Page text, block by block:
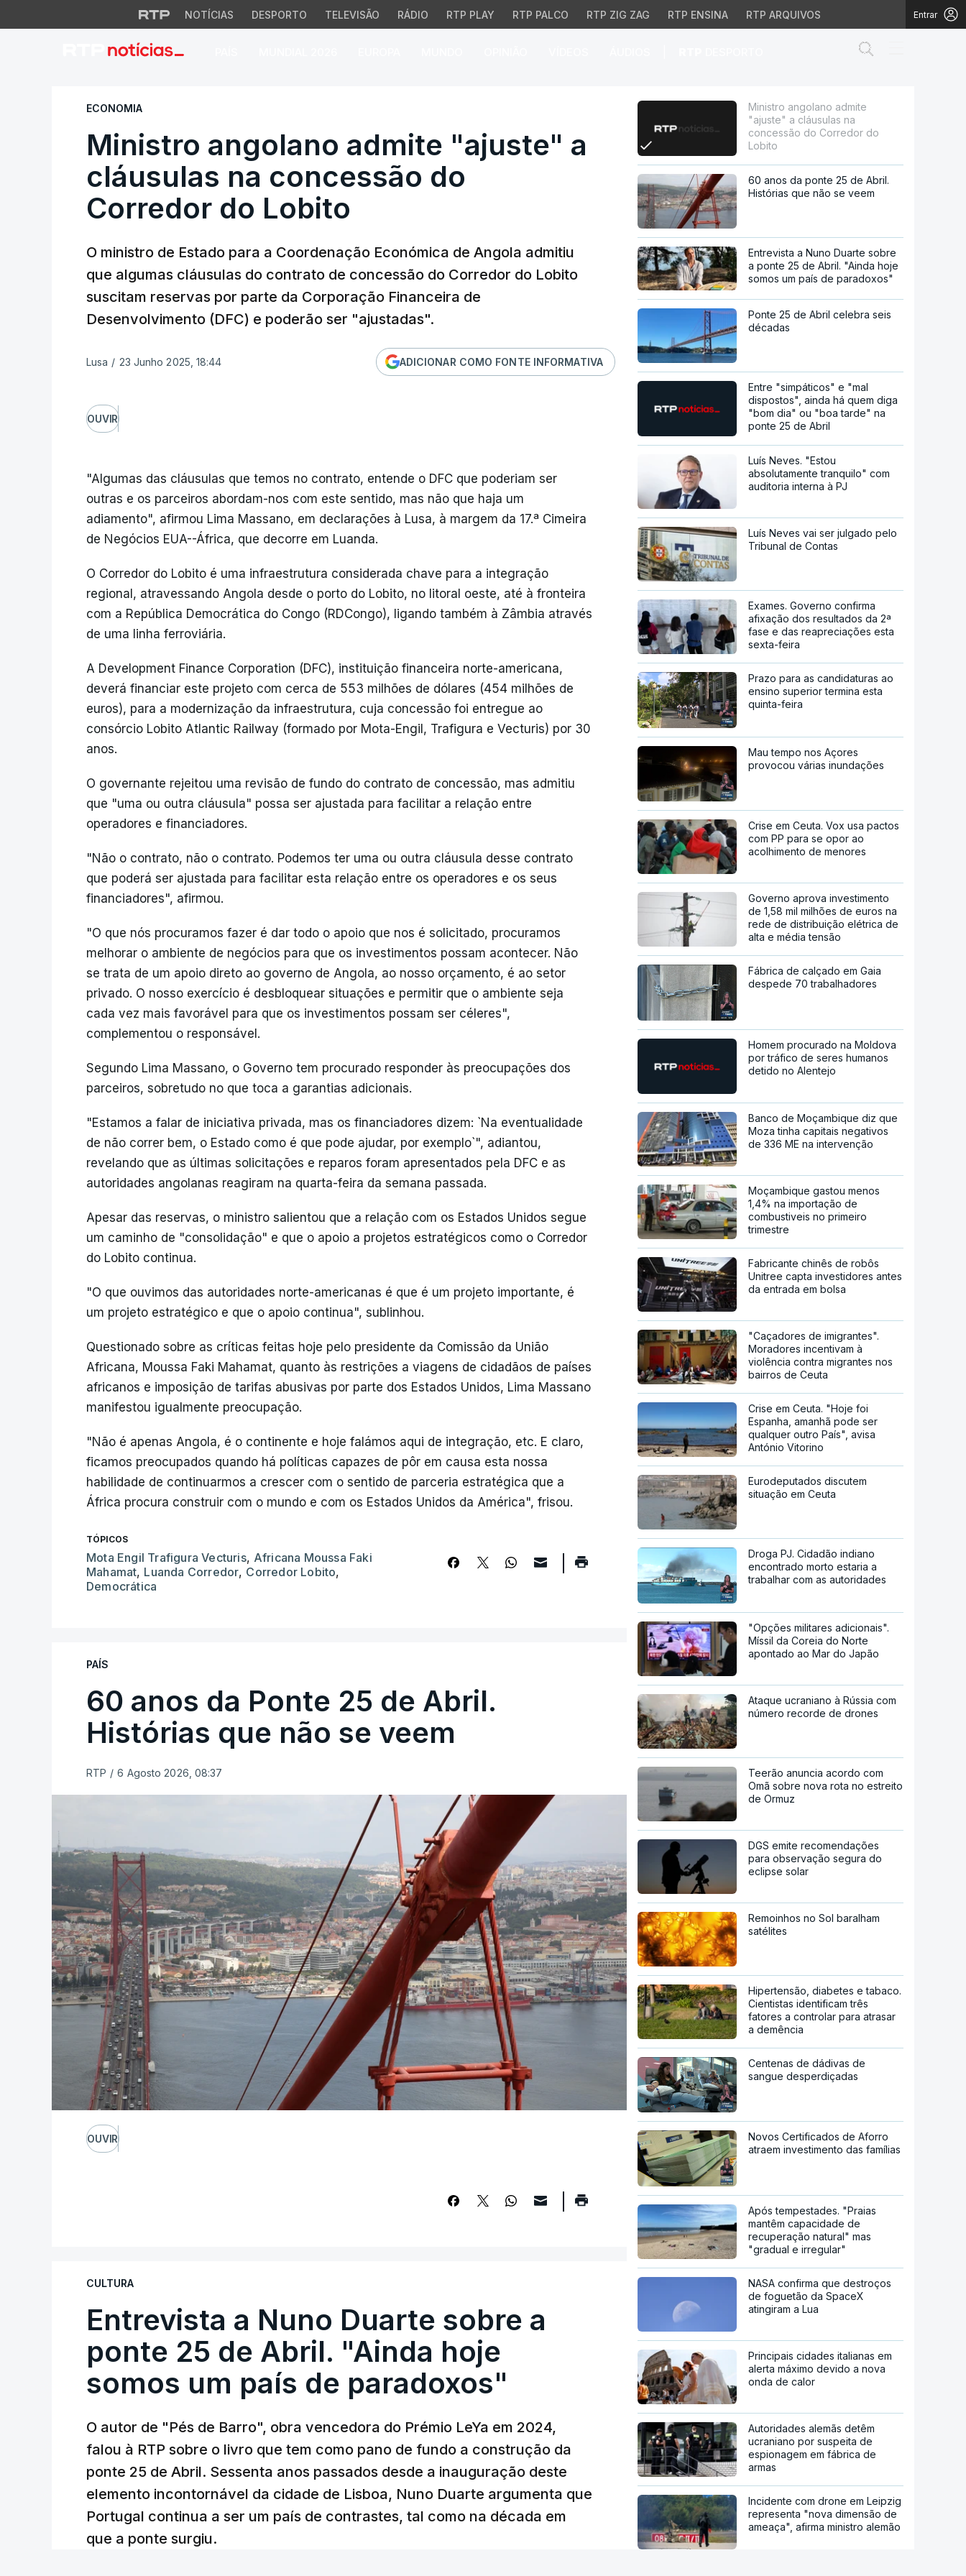
NOTÍCIAS DESPORTO TELEVISÃO RÁDIO RTP PLAY RTP PALCO RTP ZIG ZAG RTP ENSINA RTP ARQUIVOS Entrar
Ministro angolano admite "ajuste" a cláusulas na concessão do
ECONOMIA
Ministro angolano admite "ajuste" a
cláusulas na concessão do
Corredor do Lobito
O ministro de Estado para a Coordenação Económica de Angola admitiu
que algumas cláusulas do contrato de concessão do Corredor do Lobito
suscitam reservas por parte da Corporação Financeira de
Desenvolvimento (DFC) e poderão ser "ajustadas".
Lusa / 23 Junho 2025, 18:44 ADICIONAR COMO FONTE INFORMATIVA
OUVIR
"Algumas das cláusulas que temos no contrato, entende o DFC que poderiam ser
outras e os parceiros abordam-nos com este sentido, mas não que haja um
adiamento", afirmou Lima Massano, em declarações à Lusa, à margem da 17.ª Cimeira
de Negócios EUA--África, que decorre em Luanda.
O Corredor do Lobito é uma infraestrutura considerada chave para a integração
regional, atravessando Angola desde o porto do Lobito, no litoral oeste, até à fronteira
com a República Democrática do Congo (RDCongo), ligando também à Zâmbia através
de uma linha ferroviária.
A Development Finance Corporation (DFC), instituição financeira norte-americana,
deverá financiar este projeto com cerca de 553 milhões de dólares (454 milhões de
euros), para a modernização da infraestrutura, cuja concessão foi entregue ao
consórcio Lobito Atlantic Railway (formado por Mota-Engil, Trafigura e Vecturis) por 30
anos.
O governante rejeitou uma revisão de fundo do contrato de concessão, mas admitiu
que "uma ou outra cláusula" possa ser ajustada para facilitar a relação entre
operadores e financiadores.
"Não o contrato, não o contrato. Podemos ter uma ou outra cláusula desse contrato
que poderá ser ajustada para facilitar esta relação entre os operadores e os seus
financiadores", afirmou.
"O que nós procuramos fazer é dar todo o apoio que nos é solicitado, procuramos
melhorar o ambiente de negócios para que os investimentos possam acontecer. Não
se trata de um apoio direto ao governo de Angola, ao nosso orçamento, é ao setor
privado. O nosso exercício é desbloquear situações e permitir que o ambiente seja
cada vez mais favorável para que os investimentos possam ser céleres",
complementou o responsável.
Segundo Lima Massano, o Governo tem procurado responder às preocupações dos
parceiros, sobretudo no que toca a garantias adicionais.
"Estamos a falar de iniciativa privada, mas os financiadores dizem: `Na eventualidade
de não correr bem, o Estado como é que pode ajudar, por exemplo`", adiantou,
revelando que as últimas solicitações e reparos foram apresentados pela DFC e as
autoridades angolanas reagiram na quarta-feira da semana passada.
Apesar das reservas, o ministro salientou que a relação com os Estados Unidos segue
um caminho de "consolidação" e que o apoio a projetos estratégicos como o Corredor
do Lobito continua.
"O que ouvimos das autoridades norte-americanas é que é um projeto importante, é
um projeto estratégico e que o apoio continua", sublinhou.
Questionado sobre as críticas feitas hoje pelo presidente da Comissão da União
Africana, Moussa Faki Mahamat, quanto às restrições a viagens de cidadãos de países
africanos e imposição de tarifas abusivas por parte dos Estados Unidos, Lima Massano
manifestou igualmente preocupação.
"Não é apenas Angola, é o continente e hoje falámos aqui de integração, etc. E claro,
ficamos preocupados quando há políticas capazes de pôr em causa esta nossa
habilidade de continuarmos a crescer com o sentido de parceria estratégica que a
África procura construir com o mundo e com os Estados Unidos da América", frisou.
TÓPICOS
Mota Engil Trafigura Vecturis, Africana Moussa Faki
Mahamat, Luanda Corredor, Corredor Lobito,
Democrática
PAÍS
60 anos da Ponte 25 de Abril.
Histórias que não se veem
RTP / 6 Agosto 2026, 08:37
OUVIR
CULTURA
Entrevista a Nuno Duarte sobre a
ponte 25 de Abril. "Ainda hoje
somos um país de paradoxos"
O autor de "Pés de Barro", obra vencedora do Prémio LeYa em 2024,
falou à RTP sobre o livro que tem como pano de fundo a construção da
ponte 25 de Abril. Sessenta anos passados desde a inauguração deste
elemento incontornável da cidade de Lisboa, Nuno Duarte argumenta que
Portugal continua a ser um país de contrastes, tal como na década em
que a ponte surgiu.
Ministro angolano admite
"ajuste" a cláusulas na
concessão do Corredor do
Lobito
60 anos da ponte 25 de Abril.
Histórias que não se veem
Entrevista a Nuno Duarte sobre
a ponte 25 de Abril. "Ainda hoje
somos um país de paradoxos"
Ponte 25 de Abril celebra seis
décadas
Entre "simpáticos" e "mal
dispostos", ainda há quem diga
"bom dia" ou "boa tarde" na
ponte 25 de Abril
Luís Neves. "Estou
absolutamente tranquilo" com
auditoria interna à PJ
Luís Neves vai ser julgado pelo
Tribunal de Contas
Exames. Governo confirma
afixação dos resultados da 2ª
fase e das reapreciações esta
sexta-feira
Prazo para as candidaturas ao
ensino superior termina esta
quinta-feira
Mau tempo nos Açores
provocou várias inundações
Crise em Ceuta. Vox usa pactos
com PP para se opor ao
acolhimento de menores
Governo aprova investimento
de 1,58 mil milhões de euros na
rede de distribuição elétrica de
alta e média tensão
Fábrica de calçado em Gaia
despede 70 trabalhadores
Homem procurado na Moldova
por tráfico de seres humanos
detido no Alentejo
Banco de Moçambique diz que
Moza tinha capitais negativos
de 336 ME na intervenção
Moçambique gastou menos
1,4% na importação de
combustiveis no primeiro
trimestre
Fabricante chinês de robôs
Unitree capta investidores antes
da entrada em bolsa
"Caçadores de imigrantes".
Moradores incentivam à
violência contra migrantes nos
bairros de Ceuta
Crise em Ceuta. "Hoje foi
Espanha, amanhã pode ser
qualquer outro País", avisa
António Vitorino
Eurodeputados discutem
situação em Ceuta
Droga PJ. Cidadão indiano
encontrado morto estaria a
trabalhar com as autoridades
"Opções militares adicionais".
Míssil da Coreia do Norte
apontado ao Mar do Japão
Ataque ucraniano à Rússia com
número recorde de drones
Teerão anuncia acordo com
Omã sobre nova rota no estreito
de Ormuz
DGS emite recomendações
para observação segura do
eclipse solar
Remoinhos no Sol baralham
satélites
Hipertensão, diabetes e tabaco.
Cientistas identificam três
fatores a controlar para atrasar
a demência
Centenas de dádivas de
sangue desperdiçadas
Novos Certificados de Aforro
atraem investimento das famílias
Após tempestades. "Praias
mantêm capacidade de
recuperação natural" mas
"gradual e irregular"
NASA confirma que destroços
de foguetão da SpaceX
atingiram a Lua
Principais cidades italianas em
alerta máximo devido a nova
onda de calor
Autoridades alemãs detêm
ucraniano por suspeita de
espionagem em fábrica de
armas
Incidente com drone em Leipzig
representa "nova dimensão de
ameaça", afirma ministro alemão